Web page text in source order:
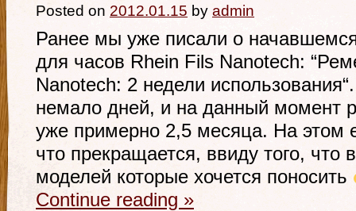
Posted on 2012.01.15 by admin
Ранее мы уже писали о
для часов Rhein Fils Nanotech:
Nanotech: 2 недели
немало дней, и на данный момент
уже примерно 2,5 месяца. На этом
что прекращается, ввиду того, что
моделей которые хочется поносить
Continue reading »